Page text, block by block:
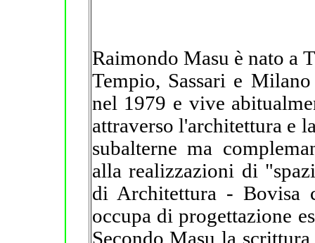
Raimondo Masu è nato a
Tempio, Sassari e
nel 1979 e vive
attraverso l'architettura e
subalterne ma
alla realizzazioni di
di Architettura - Bovisa
occupa di progettazione
Secondo Masu la